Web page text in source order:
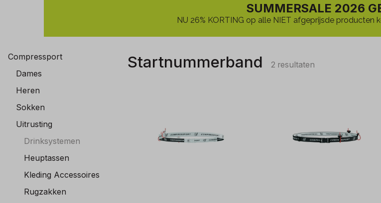
Trailrunshop
SUMMERSALE 2026
NU 26% KORTING op alle NIET afgeprijsde producten
Compressport
Dames
Heren
Sokken
Uitrusting
Drinksystemen
Heuptassen
Kleding Accessoires
Rugzakken
Startnummerband 2 resultaten